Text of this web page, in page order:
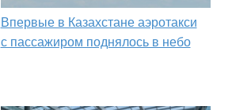
Впервые в Казахстане аэротакси
с пассажиром поднялось в небо